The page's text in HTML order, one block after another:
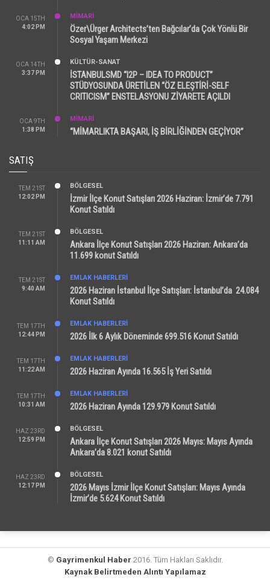
OCA 15TH
4:02 PM
MİMARİ
Özer\Ürger Architects’ten Bağcılar’da Çok Yönlü Bir
Sosyal Yaşam Merkezi
OCA 14TH
3:37 PM
KÜLTÜR-SANAT
İSTANBULSMD “I2P – IDEA TO PRODUCT”
STÜDYOSUNDA ÜRETİLEN “ÖZ ELEŞTİRİ-SELF
CRITICISM” ENSTELASYONU ZİYARETE AÇILDI
OCA 9TH
1:38 PM
MİMARİ
“MİMARLIKTA BAŞARI, İŞ BİRLİĞİNDEN GEÇİYOR”
SATIŞ
TEM 21ST
12:02 PM
BÖLGESEL
İzmir İlçe Konut Satışları 2026 Haziran: İzmir’de 7.791
Konut Satıldı
TEM 21ST
11:11 AM
BÖLGESEL
Ankara İlçe Konut Satışları 2026 Haziran: Ankara’da
11.699 konut Satıldı
TEM 21ST
9:40 AM
EMLAK HABERLERI
2026 Haziran İstanbul İlçe Satışları: İstanbul’da 24.084
Konut Satıldı
TEM 17TH
12:44 PM
EMLAK HABERLERI
2026 İlk 6 Aylık Döneminde 699.516 Konut Satıldı
TEM 17TH
11:22 AM
EMLAK HABERLERI
2026 Haziran Ayında 16.565 İş Yeri Satıldı
TEM 17TH
10:31 AM
EMLAK HABERLERI
2026 Haziran Ayında 129.979 Konut Satıldı
HAZ 23RD
12:59 PM
BÖLGESEL
Ankara İlçe Konut Satışları 2026 Mayıs: Mayıs Ayında
Ankara’da 8.021 konut Satıldı
HAZ 23RD
12:17 PM
BÖLGESEL
2026 Mayıs İzmir İlçe Konut Satışları: Mayıs Ayında
İzmir’de 5.624 Konut Satıldı
© Gayrimenkul Haber 2016. Tüm Hakları Saklıdır.
Kaynak Belirtmeden Alıntı Yapılamaz